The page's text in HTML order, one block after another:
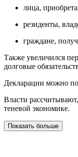
лица,
резиденты,
граждане,
Также увеличился
долговые
Декларации можно
Власти
теневой экономике.
Показать больше